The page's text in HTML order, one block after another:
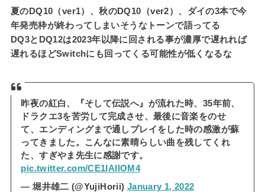
夏のDQ10（ver1）、秋のDQ10（ver2）、ダイの3本で今
年発売枠が終わってしまいそうなトーンで語ってる
DQ3とDQ12は2023年以降に回される事が濃厚で遅れれば
遅れるほどSwitchにも回ってくる可能性が低くなるな
昨夜の紅白、『そして伝説へ』が流れた時、35年前、
ドラクエ3を苦労して完成させ、最後に音楽をのせ
て、エンディングまで通しプレイをした時の感激が蘇
ってきました。こんなに素晴らしい曲を残してくれ
た、すぎやま先生に感謝です。
pic.twitter.com/CE1IAIIOM4
— 堀井雄二 (@YujiHorii) January 1, 2022